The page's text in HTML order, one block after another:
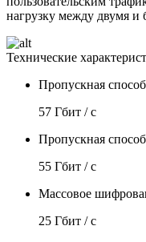
нагрузку между двумя и
Технические
Пропускная
57 Гбит / с
Пропускная
55 Гбит / с
Массовое
25 Гбит / с